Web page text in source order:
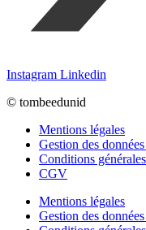
Instagram Linkedin
© tombeedunid
Mentions légales
Gestion des
Conditions
CGV
Mentions légales
Gestion des